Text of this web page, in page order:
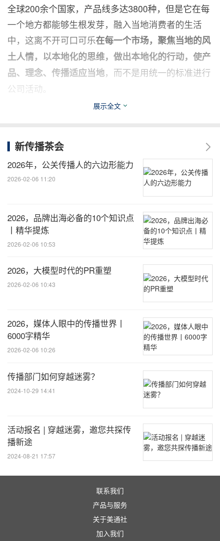
全球200余个国家，产品线多达3800种，但是它在每
一个地方都能够生根发芽，融入当地消费者的生活
中，这离不开可口可乐在每一个市场，聚焦当地的风
土人情，以本地化的思维，做出本地化的行动，使产
品、理念、传播适应当地，而不是用统一的标准进行
公司活动。
当进入一个国家市场时，企业必然要面临一个新的文
化，那么企业要如何做到GLOCAL?你不妨先问自己
几个问题：
关于他们的幽默和段子，你了解多少？
关于他们的玩笑，叙事结构，比喻修辞，你了解多
什么话题和措辞语气会触及当地社会忌讳或冒犯到
您的品牌是如何被群众所感知和接受的？
成功地踏出了GLOCAL的第一步。但是如果你回答不
出来，美通社则为您准备了解决方案：
展示全文
新传播茶会
2026年，公关传播人的六边形能力
2026-02-06 11:20
2026，品牌出海必备的10个知识点
丨精华提炼
2026-02-06 10:53
2026，大模型时代的PR重塑
2026-02-06 10:43
2026，媒体人眼中的传播世界丨
6000字精华
2026-02-06 10:26
传播部门如何穿越迷雾？
2024-10-29 14:41
活动报名 | 穿越迷雾，邀您共探传
播新途
2024-08-21 17:57
联系我们
产品与服务
关于美通社
加入我们